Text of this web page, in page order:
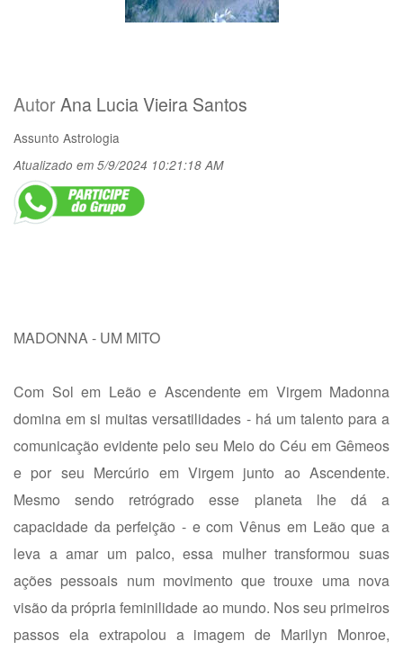
AutorAna Lucia Vieira Santos
Assunto Astrologia
Atualizado em 5/9/2024 10:21:18 AM
MADONNA - UM MITO
Com Sol em Leão e Ascendente em Virgem Madonna
domina em si muitas versatilidades - há um talento para a
comunicação evidente pelo seu Meio do Céu em Gêmeos
e por seu Mercúrio em Virgem junto ao Ascendente.
Mesmo sendo retrógrado esse planeta lhe dá a
capacidade da perfeição - e com Vênus em Leão que a
leva a amar um palco, essa mulher transformou suas
ações pessoais num movimento que trouxe uma nova
visão da própria feminilidade ao mundo. Nos seu primeiros
passos ela extrapolou a imagem de Marilyn Monroe,